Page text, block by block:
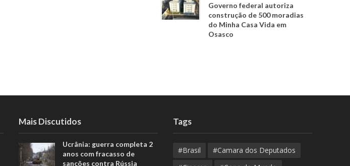
Governo federal autoriza
construção de 500 moradias
do Minha Casa Vida em
Osasco
Mais Discutidos
Ucrânia: guerra completa 2
anos com fracasso de
sanções contra Rússia
Tags
#Brasil
#Camara dos Deputados